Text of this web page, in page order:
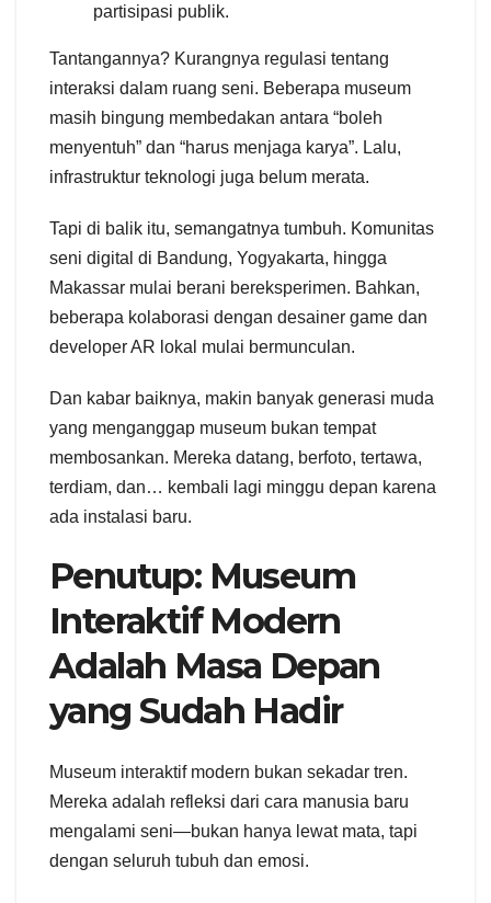
partisipasi publik.
Tantangannya? Kurangnya regulasi tentang
interaksi dalam ruang seni. Beberapa museum
masih bingung membedakan antara “boleh
menyentuh” dan “harus menjaga karya”. Lalu,
infrastruktur teknologi juga belum merata.
Tapi di balik itu, semangatnya tumbuh. Komunitas
seni digital di Bandung, Yogyakarta, hingga
Makassar mulai berani bereksperimen. Bahkan,
beberapa kolaborasi dengan desainer game dan
developer AR lokal mulai bermunculan.
Dan kabar baiknya, makin banyak generasi muda
yang menganggap museum bukan tempat
membosankan. Mereka datang, berfoto, tertawa,
terdiam, dan… kembali lagi minggu depan karena
ada instalasi baru.
Penutup: Museum
Interaktif Modern
Adalah Masa Depan
yang Sudah Hadir
Museum interaktif modern bukan sekadar tren.
Mereka adalah refleksi dari cara manusia baru
mengalami seni—bukan hanya lewat mata, tapi
dengan seluruh tubuh dan emosi.